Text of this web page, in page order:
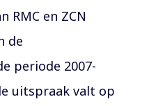
RMC en ZCN
de
periode 2007-
uitspraak valt op